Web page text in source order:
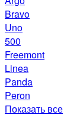
Bravo
Uno
500
Freemont
Linea
Panda
Peron
Показать все